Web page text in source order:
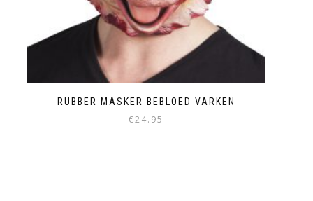
RUBBER MASKER BEBLOED VARKEN
€24.95